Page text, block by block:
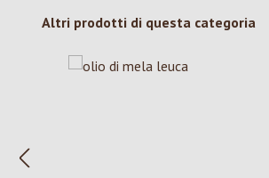
Salta la galleria dei prodotti
Altri prodotti di questa categoria